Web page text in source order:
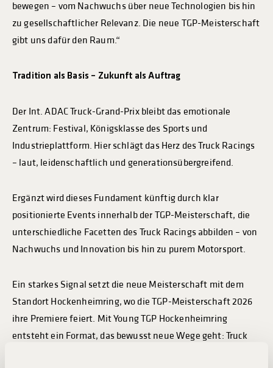
bewegen – vom Nachwuchs über neue Technologien bis hin
zu gesellschaftlicher Relevanz. Die neue TGP-Meisterschaft
gibt uns dafür den Raum.“
Tradition als Basis – Zukunft als Auftrag
Der Int. ADAC Truck-Grand-Prix bleibt das emotionale
Zentrum: Festival, Königsklasse des Sports und
Industrieplattform. Hier schlägt das Herz des Truck Racings
– laut, leidenschaftlich und generationsübergreifend.
Ergänzt wird dieses Fundament künftig durch klar
positionierte Events innerhalb der TGP-Meisterschaft, die
unterschiedliche Facetten des Truck Racings abbilden – von
Nachwuchs und Innovation bis hin zu purem Motorsport.
Ein starkes Signal setzt die neue Meisterschaft mit dem
Standort Hockenheimring, wo die TGP-Meisterschaft 2026
ihre Premiere feiert. Mit Young TGP Hockenheimring
entsteht ein Format, das bewusst neue Wege geht: Truck